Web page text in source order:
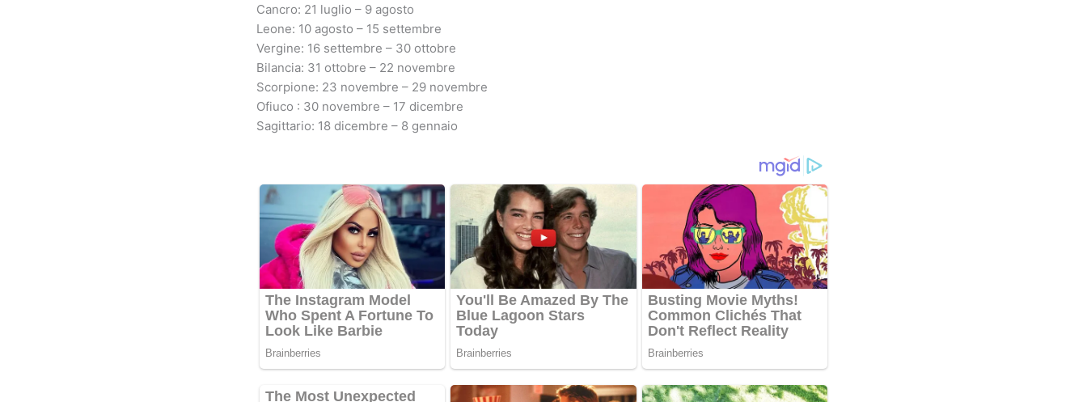
Cancro: 21 luglio – 9 agosto
Leone: 10 agosto – 15 settembre
Vergine: 16 settembre – 30 ottobre
Bilancia: 31 ottobre – 22 novembre
Scorpione: 23 novembre – 29 novembre
Ofiuco : 30 novembre – 17 dicembre
Sagittario: 18 dicembre – 8 gennaio